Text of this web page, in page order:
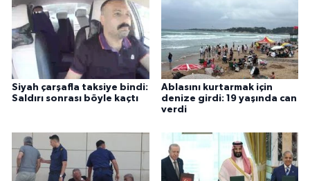
Siyah çarşafla taksiye bindi:
Saldırı sonrası böyle kaçtı
Ablasını kurtarmak için
denize girdi: 19 yaşında can
verdi